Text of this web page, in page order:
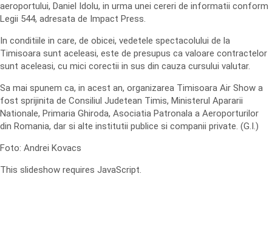
aeroportului, Daniel Idolu, in urma unei cereri de informatii conform
Legii 544, adresata de Impact Press.
In conditiile in care, de obicei, vedetele spectacolului de la
Timisoara sunt aceleasi, este de presupus ca valoare contractelor
sunt aceleasi, cu mici corectii in sus din cauza cursului valutar.
Sa mai spunem ca, in acest an, organizarea Timisoara Air Show a
fost sprijinita de Consiliul Judetean Timis, Ministerul Apararii
Nationale, Primaria Ghiroda, Asociatia Patronala a Aeroporturilor
din Romania, dar si alte institutii publice si companii private. (G.I.)
Foto: Andrei Kovacs
This slideshow requires JavaScript.